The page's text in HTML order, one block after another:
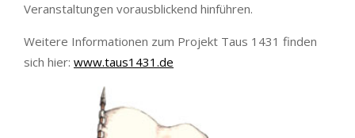
Veranstaltungen vorausblickend hinführen.
Weitere Informationen zum Projekt Taus 1431 finden
sich hier: www.taus1431.de